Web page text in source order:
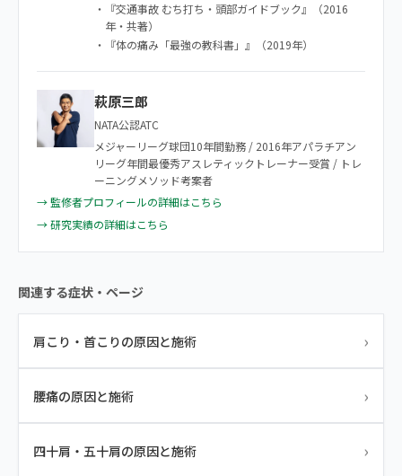
・『交通事故 むち打ち・頭部ガイドブック』（2016
年・共著）
・『体の痛み「最強の教科書」』（2019年）
萩原三郎
NATA公認ATC
メジャーリーグ球団10年間勤務 / 2016年アパラチアン
リーグ年間最優秀アスレティックトレーナー受賞 / トレ
ーニングメソッド考案者
→ 監修者プロフィールの詳細はこちら
→ 研究実績の詳細はこちら
関連する症状・ページ
肩こり・首こりの原因と施術 ›
腰痛の原因と施術 ›
四十肩・五十肩の原因と施術 ›